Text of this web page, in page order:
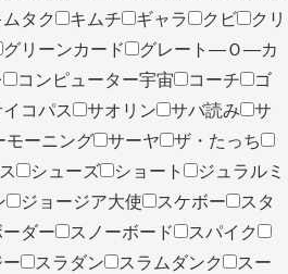
ムタク キムチ ギャラ クビ
クリ
グリーンカード
グレート―Ｏ―カ
コンピューター宇宙 コーチ
ゴ
コパス サオリン サバ読み
サ
モーニング サーヤ
ザ・たっち
シューズ ショート
ジュラルミ
ジョージア大使 スケボー
スタ
ダー スノーボード
スパイク
スラダン スラムダンク
スー